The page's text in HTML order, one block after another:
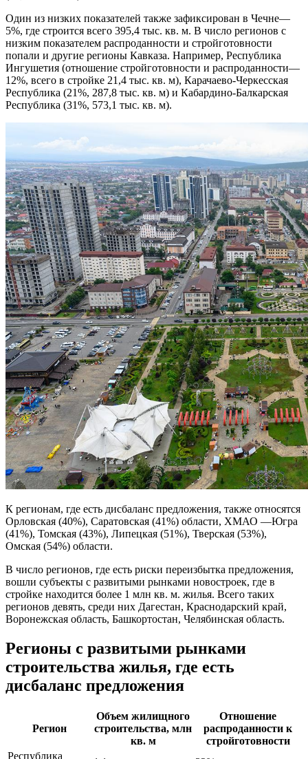
Один из низких показателей также зафиксирован в Чечне—
5%, где строится всего 395,4 тыс. кв. м. В число регионов с
низким показателем распроданности и стройготовности
попали и другие регионы Кавказа. Например, Республика
Ингушетия (отношение стройготовности и распроданности—
12%, всего в стройке 21,4 тыс. кв. м), Карачаево-Черкесская
Республика (21%, 287,8 тыс. кв. м) и Кабардино-Балкарская
Республика (31%, 573,1 тыс. кв. м).
К регионам, где есть дисбаланс предложения, также относятся
Орловская (40%), Саратовская (41%) области, ХМАО —Югра
(41%), Томская (43%), Липецкая (51%), Тверская (53%),
Омская (54%) области.
В число регионов, где есть риски переизбытка предложения,
вошли субъекты с развитыми рынками новостроек, где в
стройке находится более 1 млн кв. м. жилья. Всего таких
регионов девять, среди них Дагестан, Краснодарский край,
Воронежская область, Башкортостан, Челябинская область.
Регионы с развитыми рынками
строительства жилья, где есть
дисбаланс предложения
Регион
Объем жилищного
строительства, млн
кв. м
Отношение
распроданности к
стройготовности
Республика